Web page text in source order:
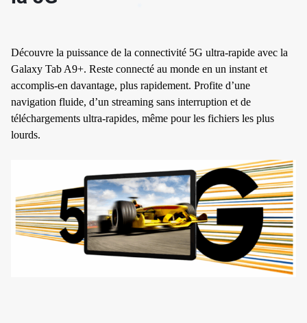
Découvre la puissance de la connectivité 5G ultra-rapide avec la
Galaxy Tab A9+. Reste connecté au monde en un instant et
accomplis-en davantage, plus rapidement. Profite d’une
navigation fluide, d’un streaming sans interruption et de
téléchargements ultra-rapides, même pour les fichiers les plus
lourds.